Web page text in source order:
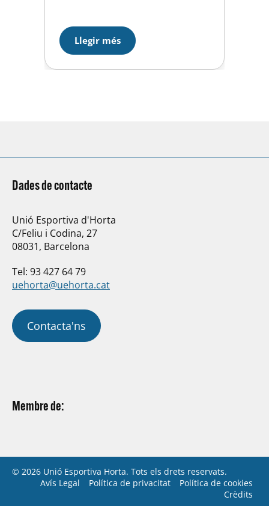
importància de la col·laboració
de tots nosaltres en l’ajuda a la
investigació del càncer infantil, ja
que…
Llegir més
Dades de contacte
Unió Esportiva d'Horta
C/Feliu i Codina, 27
08031, Barcelona
Tel: 93 427 64 79
uehorta@uehorta.cat
Contacta'ns
Membre de:
© 2026 Unió Esportiva Horta. Tots els drets reservats.
Avís Legal
Política de privacitat
Política de cookies
Crèdits